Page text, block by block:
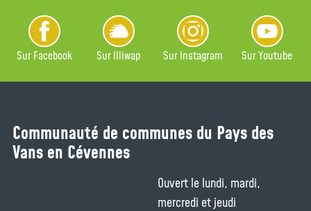
Sur Facebook Sur Illiwap Sur Instagram Sur Youtube
Communauté de communes du Pays des
Vans en Cévennes
Ouvert le lundi, mardi,
mercredi et jeudi